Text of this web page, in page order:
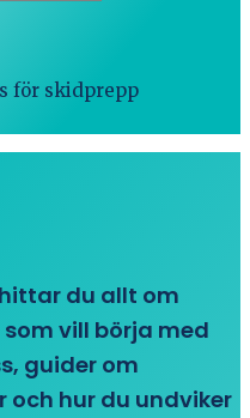
för skidprepp
du allt om
vill börja med
guider om
hur du undviker